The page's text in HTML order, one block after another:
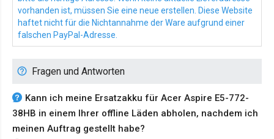
vorhanden ist, müssen Sie eine neue erstellen. Diese Website
haftet nicht für die Nichtannahme der Ware aufgrund einer
falschen PayPal-Adresse.
Fragen und Antworten
Kann ich meine Ersatzakku für Acer Aspire E5-772-
38HB in einem Ihrer offline Läden abholen, nachdem ich
meinen Auftrag gestellt habe?